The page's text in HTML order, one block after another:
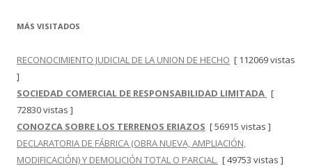
MÁS VISITADOS
RECONOCIMIENTO JUDICIAL DE LA UNION DE HECHO [ 112069 vistas
]
SOCIEDAD COMERCIAL DE RESPONSABILIDAD LIMITADA [
72830 vistas ]
CONOZCA SOBRE LOS TERRENOS ERIAZOS [ 56915 vistas ]
DECLARATORIA DE FÁBRICA (OBRA NUEVA, AMPLIACIÓN,
MODIFICACIÓN) Y DEMOLICIÓN TOTAL O PARCIAL. [ 49753 vistas ]